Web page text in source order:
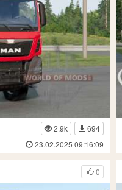
2.9k
694
23.02.2025 09:16:09
0